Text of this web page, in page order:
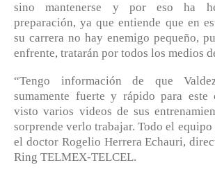
sino mantenerse y por eso ha
preparación, ya que entiende que en
su carrera no hay enemigo pequeño,
enfrente, tratarán por todos los medios
“Tengo información de que
sumamente fuerte y rápido para este
visto varios videos de sus
sorprende verlo trabajar. Todo el
el doctor Rogelio Herrera Echauri,
Ring TELMEX-TELCEL.